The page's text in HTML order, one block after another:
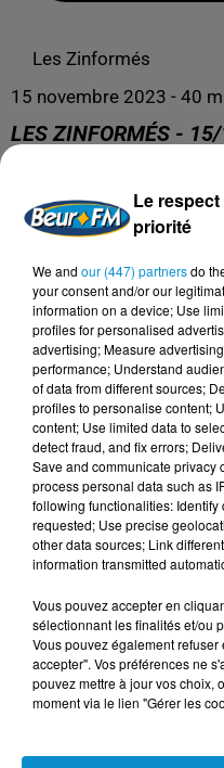
Les Zinformés
15 novembre 2023 - 40
LES ZINFORMÉS -
DERNIERS
24 juillet
Les
Les
Les
Le
priorité
We and our (447) partnersdo
your consent and/or our
information on a device; Use
profiles for personalised
advertising; Measure
performance; Understand
of data from different sources;
profiles to personalise content;
content; Use limited data to
detect fraud, and fix errors;
Save and communicate privacy
process personal data such as
following functionalities:
requested; Use precise
other data sources; Link
information transmitted
Vous pouvez accepter en
sélectionnant les finalités et/ou
Vous pouvez également
accepter". Vos préférences ne
pouvez mettre à jour vos choix,
moment via le lien "Gérer les